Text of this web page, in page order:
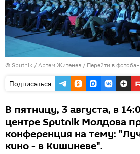
© Sputnik / Артем Житенев / Перейти в
Подписаться
В пятницу, 3 августа, в
центре Sputnik Молдова
конференция на тему:
кино - в Кишиневе".